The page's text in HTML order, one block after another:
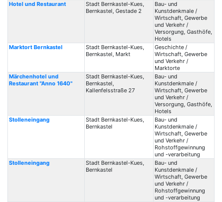
Hotel und Restaurant
Stadt Bernkastel-Kues,
Bernkastel, Gestade 2
Bau- und
Kunstdenkmale /
Wirtschaft, Gewerbe
und Verkehr /
Versorgung, Gasthöfe,
Hotels
Marktort Bernkastel
Stadt Bernkastel-Kues,
Bernkastel, Markt
Geschichte /
Wirtschaft, Gewerbe
und Verkehr /
Marktorte
Märchenhotel und
Restaurant "Anno 1640"
Stadt Bernkastel-Kues,
Bernkastel,
Kallenfelsstraße 27
Bau- und
Kunstdenkmale /
Wirtschaft, Gewerbe
und Verkehr /
Versorgung, Gasthöfe,
Hotels
Stolleneingang
Stadt Bernkastel-Kues,
Bernkastel
Bau- und
Kunstdenkmale /
Wirtschaft, Gewerbe
und Verkehr /
Rohstoffgewinnung
und -verarbeitung
Stolleneingang
Stadt Bernkastel-Kues,
Bernkastel
Bau- und
Kunstdenkmale /
Wirtschaft, Gewerbe
und Verkehr /
Rohstoffgewinnung
und -verarbeitung